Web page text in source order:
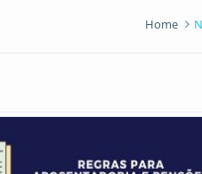
Home